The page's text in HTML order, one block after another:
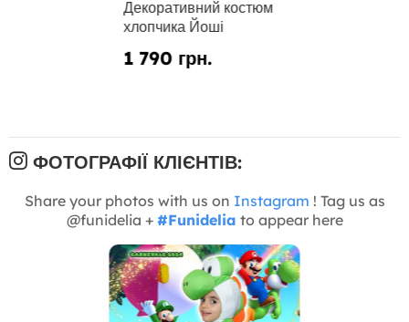
Декоративний костюм
хлопчика Йоші
1 790 грн.
ФОТОГРАФІЇ КЛІЄНТІВ:
Share your photos with us on Instagram ! Tag us as
@funidelia + #Funidelia to appear here